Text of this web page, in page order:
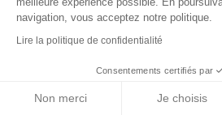
mutuelle santé est obligatoire
de minimum autre que les
National Interprofessionnel) signé
Les minima des
navigation, vous acceptez notre politique.
Lire la politique de confidentialité
Consentements certifiés par
Non merci Je choisis